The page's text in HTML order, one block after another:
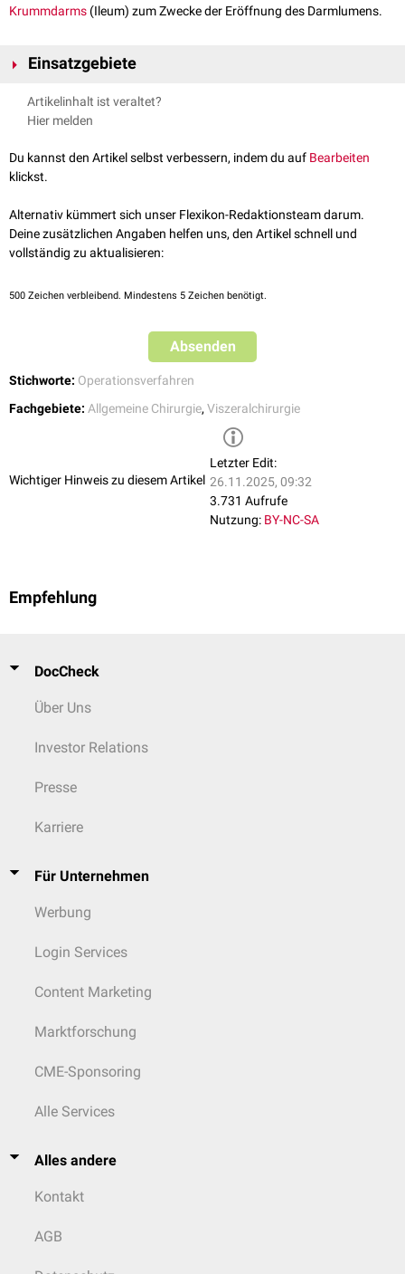
Krummdarms (Ileum) zum Zwecke der Eröffnung des Darmlumens.
Einsatzgebiete
gutartigerTumore
siehe auch:Ileostomie,Enterotomie
Artikelinhalt ist veraltet?
Hier melden
Du kannst den Artikel selbst verbessern, indem du auf Bearbeiten
klickst.
Alternativ kümmert sich unser Flexikon-Redaktionsteam darum.
Deine zusätzlichen Angaben helfen uns, den Artikel schnell und
vollständig zu aktualisieren:
500 Zeichen verbleibend. Mindestens 5 Zeichen benötigt.
Absenden
Stichworte: Operationsverfahren
Fachgebiete: Allgemeine Chirurgie, Viszeralchirurgie
Wichtiger Hinweis zu diesem Artikel
Letzter Edit:
26.11.2025, 09:32
3.731 Aufrufe
Nutzung: BY-NC-SA
Empfehlung
DocCheck
Über Uns
Investor Relations
Presse
Karriere
Für Unternehmen
Werbung
Login Services
Content Marketing
Marktforschung
CME-Sponsoring
Alle Services
Alles andere
Kontakt
AGB